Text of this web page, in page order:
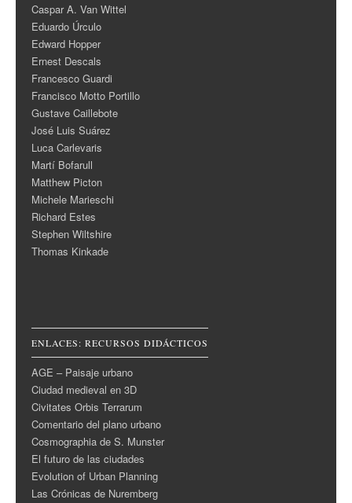
Caspar A. Van Wittel
Eduardo Úrculo
Edward Hopper
Ernest Descals
Francesco Guardi
Francisco Motto Portillo
Gustave Caillebote
José Luis Suárez
Luca Carlevaris
Martí Bofarull
Matthew Picton
Michele Marieschi
Richard Estes
Stephen Wiltshire
Thomas Kinkade
ENLACES: RECURSOS DIDÁCTICOS
AGE – Paisaje urbano
Ciudad medieval en 3D
Civitates Orbis Terrarum
Comentario del plano urbano
Cosmographia de S. Munster
El futuro de las ciudades
Evolution of Urban Planning
Las Crónicas de Nuremberg